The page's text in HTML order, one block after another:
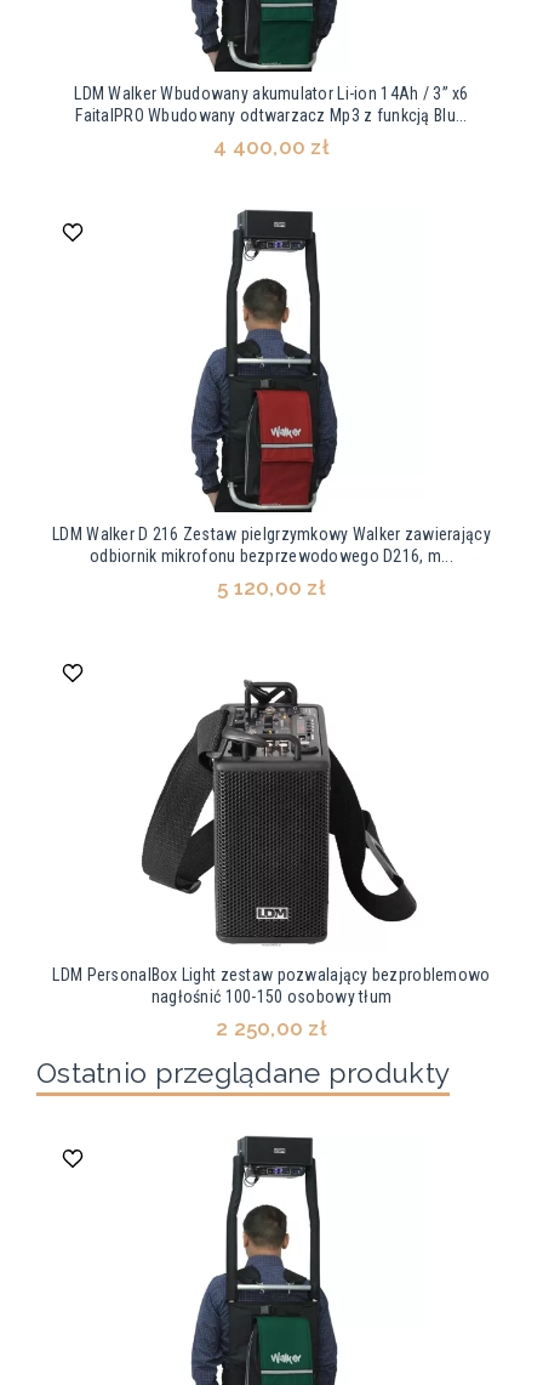
LDM Walker Wbudowany akumulator Li-ion 14Ah / 3” x6
FaitalPRO Wbudowany odtwarzacz Mp3 z funkcją Blu...
4 400,00 zł
LDM Walker D 216 Zestaw pielgrzymkowy Walker zawierający
odbiornik mikrofonu bezprzewodowego D216, m...
5 120,00 zł
LDM PersonalBox Light zestaw pozwalający bezproblemowo
nagłośnić 100-150 osobowy tłum
2 250,00 zł
Ostatnio przeglądane produkty